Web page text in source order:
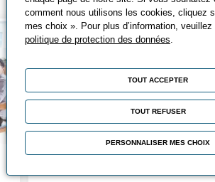
comment nous utilisons les cookies, cliquez
mes choix ». Pour plus d’information,
politique de protection des données
TOUT ACCEPTER
TOUT REFUSER
PERSONNALISER MES CHOIX